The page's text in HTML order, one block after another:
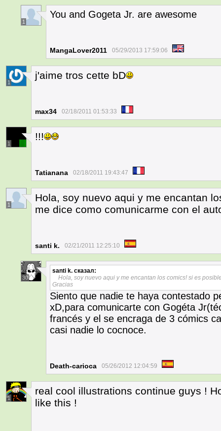
1
You and Gogeta Jr. are awesome
MangaLover2011 05/29/2013 17:59:06
1
j'aime tros cette bD
max34 02/18/2011 01:53:33
1
!!!
Tatianana 02/18/2011 19:43:47
1
Hola, soy nuevo aqui y me encantan
me dice como comunicarme con el
santi k. 02/21/2011 12:25:10
30
santi k. сказал:
Hola, soy nuevo aqui y me encantan los comics! si es
Gracias
Siento que nadie te haya contestado
xD,para comunicarte con Gogéta
francés y el se encraga de 3 cómics
casi nadie lo cocnoce.
Death-carioca 05/26/2012 12:04:59
1
real cool illustrations continue guys !
like this !